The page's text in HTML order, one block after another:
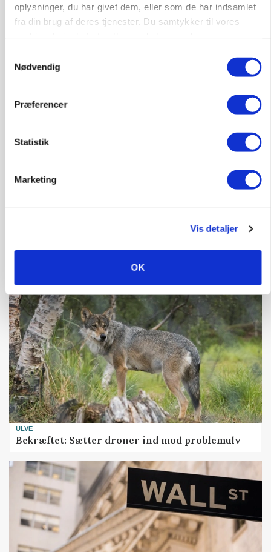
oplysninger, du har givet dem, eller som de har indsamlet
fra din brug af deres tjenester. Du samtykker til vores
Nødvendig
Præferencer
Statistik
Marketing
Vis detaljer
OK
Før såmaskinen kører: Her er efterårets største
skadedyrsrisici
Uændret notering: Spæde lyspunkter i fortsat
ULVE
Bekræftet: Sætter droner ind mod problemulv